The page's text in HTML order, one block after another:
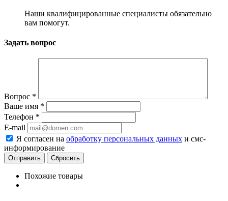
Наши квалифицированные специалисты обязательно
вам помогут.
Задать вопрос
Вопрос *
Ваше имя *
Телефон *
E-mail
Я согласен на обработку персональных данных и смс-
информирование
Сбросить
Похожие товары